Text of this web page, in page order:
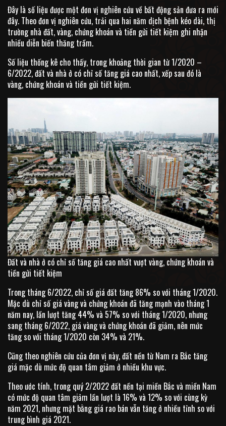
Đây là số liệu được một đơn vị nghiên cứu về bất động sản đưa ra mới
đây. Theo đơn vị nghiên cứu, trải qua hai năm dịch bệnh kéo dài, thị
trường nhà đất, vàng, chứng khoán và tiền gửi tiết kiệm ghi nhận
nhiều diễn biến thăng trầm.
Số liệu thống kê cho thấy, trong khoảng thời gian từ 1/2020 –
6/2022, đất và nhà ở có chỉ số tăng giá cao nhất, xếp sau đó là
vàng, chứng khoán và tiền gửi tiết kiệm.
Đất và nhà ở có chỉ số tăng giá cao nhất vượt vàng, chứng khoán và
tiền gửi tiết kiệm
Trong tháng 6/2022, chỉ số giá đất tăng 86% so với tháng 1/2020.
Mặc dù chỉ số giá vàng và chứng khoán đã tăng mạnh vào tháng 1
năm nay, lần lượt tăng 44% và 57% so với tháng 1/2020, nhưng
sang tháng 6/2022, giá vàng và chứng khoán đã giảm, nên mức
tăng so với tháng 1/2020 còn 34% và 21%.
Cũng theo nghiên cứu của đơn vị này, đất nền từ Nam ra Bắc tăng
giá mặc dù mức độ quan tâm giảm ở nhiều khu vực.
Theo ước tính, trong quý 2/2022 đất nền tại miền Bắc và miền Nam
có mức độ quan tâm giảm lần lượt là 16% và 12% so với cùng kỳ
năm 2021, nhưng mặt bằng giá rao bán vẫn tăng ở nhiều tỉnh so với
trung bình giá 2021.